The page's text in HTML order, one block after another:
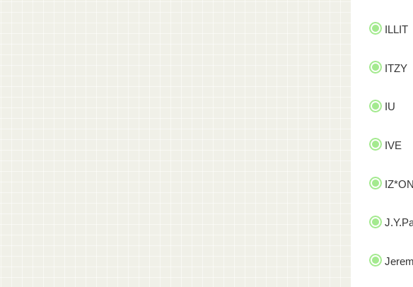
ILLIT
ITZY
IU
IVE